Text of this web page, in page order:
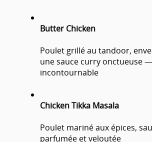
Butter Chicken
Poulet grillé au tandoor,
une sauce curry onctueuse
incontournable
Chicken Tikka Masala
Poulet mariné aux épices,
parfumée et veloutée